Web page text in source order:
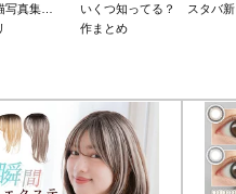
写真集…
いくつ知ってる？ スタバ新
作まとめ